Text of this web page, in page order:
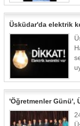
Üsküdar'da elektrik
'Öğretmenler Günü',